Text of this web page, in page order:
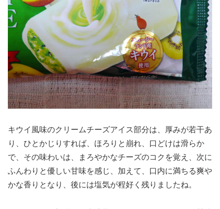
キウイ風味のクリームチーズアイス部分は、厚みが若干あ
り、ひとかじりすれば、ほろりと崩れ、口どけは滑らか
で、その味わいは、まろやかなチーズのコクを覚え、次に
ふんわりと優しい甘味を感じ、加えて、口内に満ちる爽や
かな香りとなり、後には塩気が程好く残りましたね。